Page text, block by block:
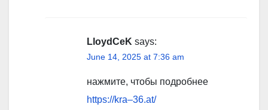
LloydCeK says:
June 14, 2025 at 7:36 am
нажмите, чтобы подробнее
https://kra–36.at/